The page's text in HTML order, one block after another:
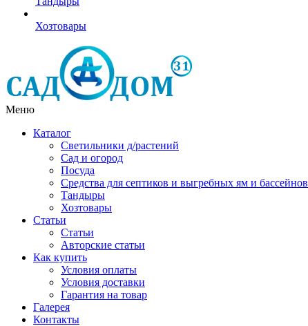
Хозтовары
Меню
Каталог
Светильники д/растений
Сад и огород
Посуда
Средства для септиков и выгребных ям и бассейнов
Тандыры
Хозтовары
Статьи
Статьи
Авторские статьи
Как купить
Условия оплаты
Условия доставки
Гарантия на товар
Галерея
Контакты